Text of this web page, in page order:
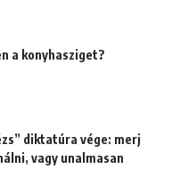
a konyhasziget?
diktatúra vége: merj
vagy unalmasan